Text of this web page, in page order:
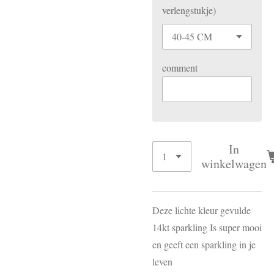
verlengstukje)
comment
In
winkelwagen
Deze lichte kleur gevulde
14kt sparkling Is super mooi
en geeft een sparkling in je
leven